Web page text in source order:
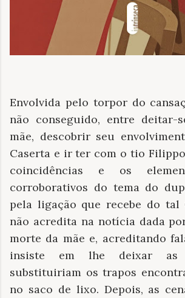
Envolvida pelo torpor do
não conseguido, entre deitar-
mãe, descobrir seu
Caserta e ir ter com o tio
coincidências e os
corroborativos do tema do
pela ligação que recebe do tal
não acredita na notícia dada
morte da mãe e, acreditando
insiste em lhe deixar as
substituiriam os trapos
no saco de lixo. Depois, as